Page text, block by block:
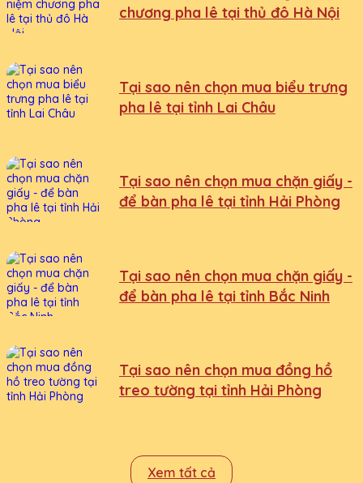
chương pha lê tại thủ đô Hà Nội
Tại sao nên chọn mua biểu trưng
pha lê tại tỉnh Lai Châu
Tại sao nên chọn mua chặn giấy -
để bàn pha lê tại tỉnh Hải Phòng
Tại sao nên chọn mua chặn giấy -
để bàn pha lê tại tỉnh Bắc Ninh
Tại sao nên chọn mua đồng hồ
treo tường tại tỉnh Hải Phòng
Xem tất cả